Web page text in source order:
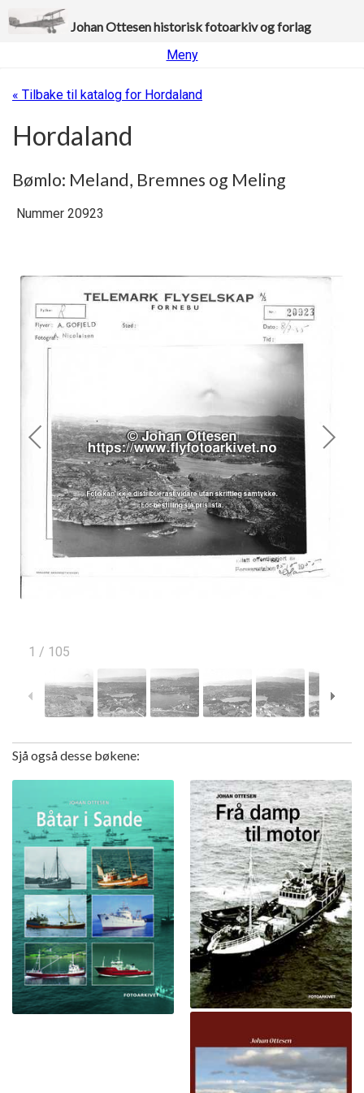
Johan Ottesen historisk fotoarkiv og forlag
Meny
« Tilbake til katalog for Hordaland
Hordaland
Bømlo: Meland, Bremnes og Meling
1 / 105
Nummer 20923
Sjå også desse bøkene: